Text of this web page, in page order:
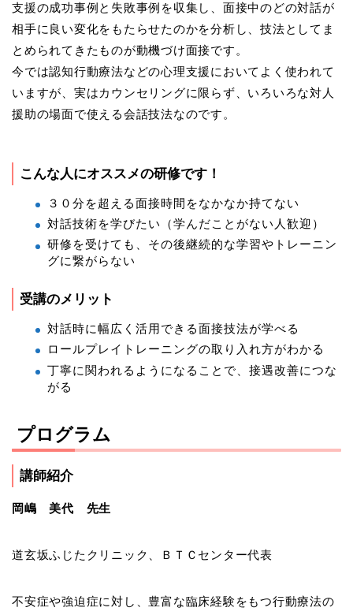
支援の成功事例と失敗事例を収集し、面接中のどの対話が
相手に良い変化をもたらせたのかを分析し、技法としてま
とめられてきたものが動機づけ面接です。
今では認知行動療法などの心理支援においてよく使われて
いますが、実はカウンセリングに限らず、いろいろな対人
援助の場面で使える会話技法なのです。
こんな人にオススメの研修です！
３０分を超える面接時間をなかなか持てない
対話技術を学びたい（学んだことがない人歓迎）
研修を受けても、その後継続的な学習やトレーニン
グに繋がらない
受講のメリット
対話時に幅広く活用できる面接技法が学べる
ロールプレイトレーニングの取り入れ方がわかる
丁寧に関われるようになることで、接遇改善につな
がる
プログラム
講師紹介
岡嶋 美代 先生
道玄坂ふじたクリニック、ＢＴＣセンター代表
不安症や強迫症に対し、豊富な臨床経験をもつ行動療法の